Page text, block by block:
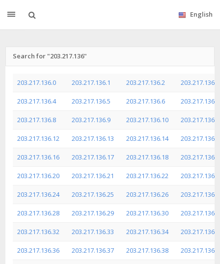
English
Search for "203.217.136"
203.217.136.0 203.217.136.1 203.217.136.2 203.217.136.3
203.217.136.4 203.217.136.5 203.217.136.6 203.217.136.7
203.217.136.8 203.217.136.9 203.217.136.10
203.217.136.12 203.217.136.13 203.217.136.14
203.217.136.16 203.217.136.17 203.217.136.18
203.217.136.20 203.217.136.21 203.217.136.22
203.217.136.24 203.217.136.25 203.217.136.26
203.217.136.28 203.217.136.29 203.217.136.30
203.217.136.32 203.217.136.33 203.217.136.34
203.217.136.36 203.217.136.37 203.217.136.38